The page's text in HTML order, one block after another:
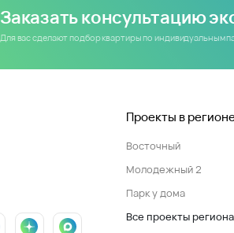
Заказать консультацию
Для вас сделают подбор квартиры по индивидуальным
Проекты в
Восточный
Молодежный 2
Парк у дома
Все проекты региона